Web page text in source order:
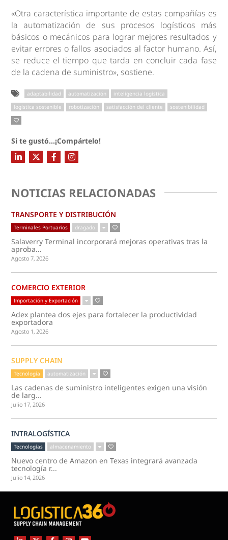
«Otra característica importante de estas compañías es
la automatización de sus procesos logísticos más
básicos o mecánicos para lograr mejores resultados y
evitar errores o fallos asociados al factor humano. Así,
se reduce el tiempo que tarda en concluir cada fase
de la cadena de suministro», sostiene.
adaptabilidad automatización
inteligencia logística
logística sostenible
robotización satisfacción del cliente sostenibilidad
Si te gustó...¡Compártelo!
NOTICIAS RELACIONADAS
TRANSPORTE Y DISTRIBUCIÓN
Terminales Portuarios dragado
Salaverry Terminal incorporará mejoras operativas tras la
aproba...
Agosto 7, 2026
COMERCIO EXTERIOR
Importación y Exportación
Adex plantea dos ejes para fortalecer la productividad
exportadora
Agosto 1, 2026
SUPPLY CHAIN
Tecnología automatización
Las cadenas de suministro inteligentes exigen una visión
de larg...
Julio 17, 2026
INTRALOGÍSTICA
Tecnologías almacenamiento
Nuevo centro de Amazon en Texas integrará avanzada
tecnología r...
Julio 14, 2026